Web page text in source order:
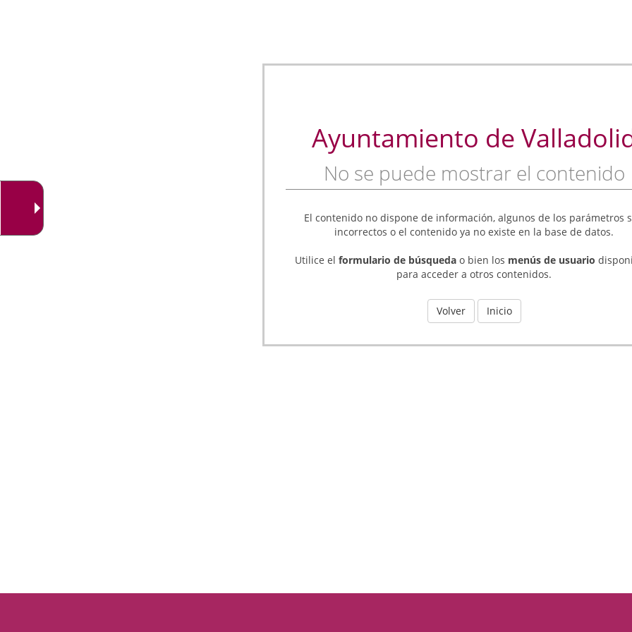
Ayuntamiento de
No se puede mostrar el contenido
El contenido no dispone de información, algunos de los parámetros
incorrectos o el contenido ya no existe en la base de datos.
Utilice el formulario de búsqueda o bien los menús de usuario
para acceder a otros contenidos.
Volver Inicio